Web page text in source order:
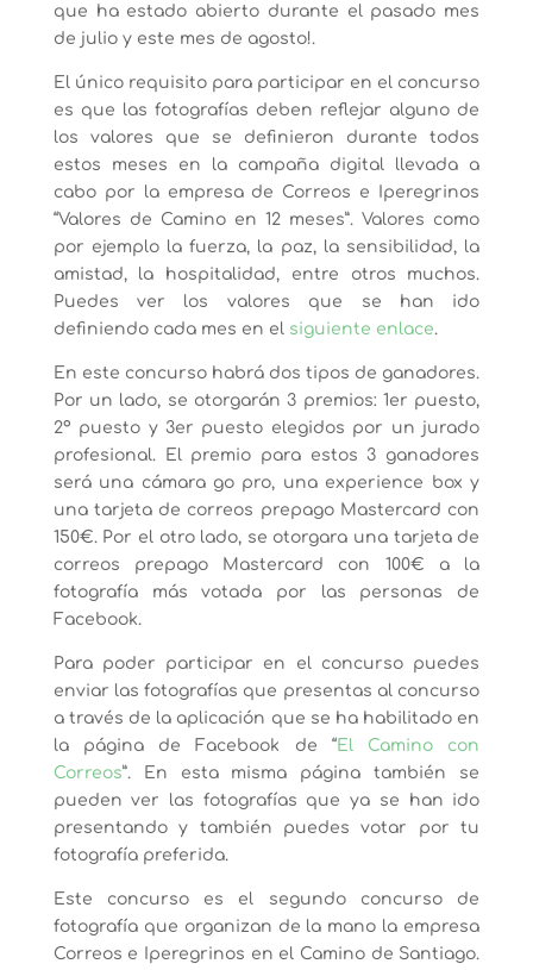
que ha estado abierto durante el pasado mes
de julio y este mes de agosto!.
El único requisito para participar en el concurso
es que las fotografías deben reflejar alguno de
los valores que se definieron durante todos
estos meses en la campaña digital llevada a
cabo por la empresa de Correos e Iperegrinos
“Valores de Camino en 12 meses”. Valores como
por ejemplo la fuerza, la paz, la sensibilidad, la
amistad, la hospitalidad, entre otros muchos.
Puedes ver los valores que se han ido
definiendo cada mes en el siguiente enlace.
En este concurso habrá dos tipos de ganadores.
Por un lado, se otorgarán 3 premios: 1er puesto,
2º puesto y 3er puesto elegidos por un jurado
profesional. El premio para estos 3 ganadores
será una cámara go pro, una experience box y
una tarjeta de correos prepago Mastercard con
150€. Por el otro lado, se otorgara una tarjeta de
correos prepago Mastercard con 100€ a la
fotografía más votada por las personas de
Facebook.
Para poder participar en el concurso puedes
enviar las fotografías que presentas al concurso
a través de la aplicación que se ha habilitado en
la página de Facebook de “El Camino con
Correos”. En esta misma página también se
pueden ver las fotografías que ya se han ido
presentando y también puedes votar por tu
fotografía preferida.
Este concurso es el segundo concurso de
fotografía que organizan de la mano la empresa
Correos e Iperegrinos en el Camino de Santiago.